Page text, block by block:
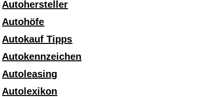
Autohersteller
Autohöfe
Autokauf Tipps
Autokennzeichen
Autoleasing
Autolexikon